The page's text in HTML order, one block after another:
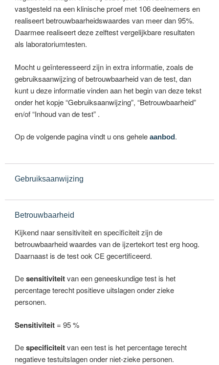
vastgesteld na een klinische proef met 106 deelnemers en
realiseert betrouwbaarheidswaardes van meer dan 95%.
Daarmee realiseert deze zelftest vergelijkbare resultaten
als laboratoriumtesten.
Mocht u geïnteresseerd zijn in extra informatie, zoals de
gebruiksaanwijzing of betrouwbaarheid van de test, dan
kunt u deze informatie vinden aan het begin van deze tekst
onder het kopje “Gebruiksaanwijzing”, “Betrouwbaarheid”
en/of “Inhoud van de test” .
Op de volgende pagina vindt u ons gehele aanbod.
Gebruiksaanwijzing
Betrouwbaarheid
Kijkend naar sensitiviteit en specificiteit zijn de
betrouwbaarheid waardes van de ijzertekort test erg hoog.
Daarnaast is de test ook CE gecertificeerd.
Desensitiviteitvan een geneeskundige test is het
percentage terecht positieve uitslagen onder zieke
personen.
Sensitiviteit = 95 %
Despecificiteitvan een test is het percentage terecht
negatieve testuitslagen onder niet-zieke personen.